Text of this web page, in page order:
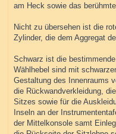
am Heck sowie das
Nicht zu übersehen ist die
Zylinder, die dem Aggregat
Schwarz ist die
Wählhebel sind mit
Gestaltung des Innenraums
die Rückwandverkleidung,
Sitzes sowie für die
Inseln an der
der Mittelkonsole samt